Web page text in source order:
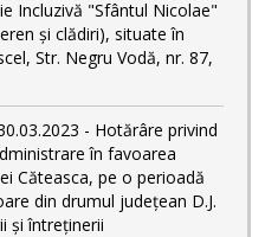
Incluzivă "Sfântul Nicolae"
și clădiri), situate în
Str. Negru Vodă, nr. 87,
- Hotărâre privind
în favoarea
Căteasca, pe o perioadă
din drumul județean D.J.
și întreținerii